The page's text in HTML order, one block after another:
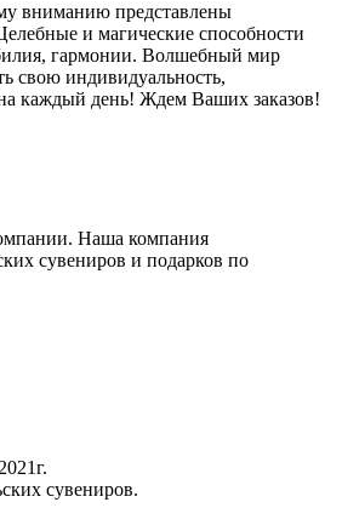
вниманию представлены
и магические способности
гармонии. Волшебный мир
свою индивидуальность,
каждый день! Ждем Ваших заказов!
Наша компания
сувениров и подарков по
сувениров.